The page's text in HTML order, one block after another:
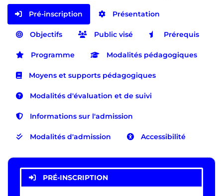
Pré-inscription Présentation
Objectifs Public visé Prérequis
Programme Modalités pédagogiques
Moyens et supports pédagogiques
Modalités d'évaluation et de suivi
Informations sur l'admission
Modalités d'admission Accessibilité
PRÉ-INSCRIPTION